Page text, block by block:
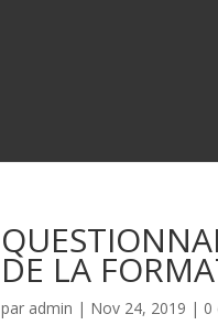
DE LA
par admin | Nov 24, 2019 | 0